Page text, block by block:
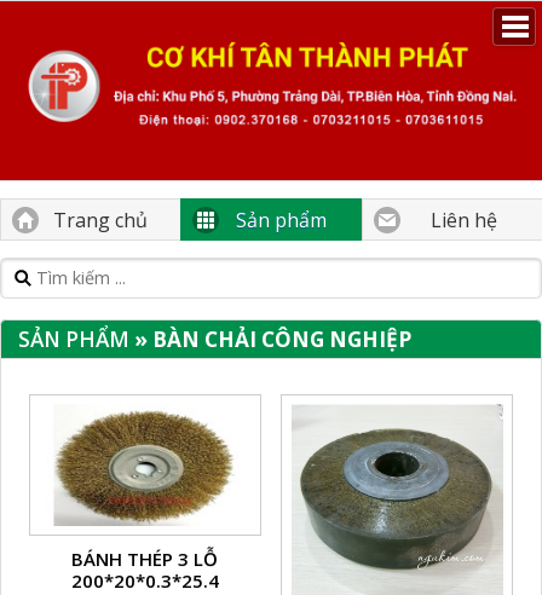
Trang chủ Sản phẩm Liên hệ
SẢN PHẨM » BÀN CHẢI CÔNG NGHIỆP
BÁNH THÉP 3 LỖ
200*20*0.3*25.4